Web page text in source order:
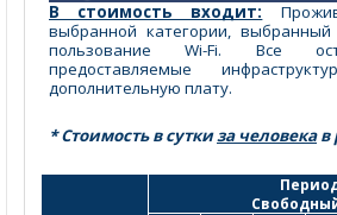
В стоимость входит:
выбранной категории,
пользование Wi-Fi. Все
предоставляемые
дополнительную плату.
* Стоимость в сутки за человека в